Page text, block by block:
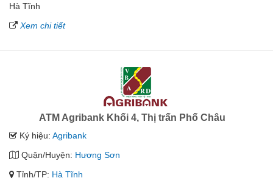
Hà Tĩnh
Xem chi tiết
ATM Agribank Khối 4, Thị trấn Phố Châu
Ký hiệu: Agribank
Quận/Huyện: Hương Sơn
Tỉnh/TP: Hà Tĩnh